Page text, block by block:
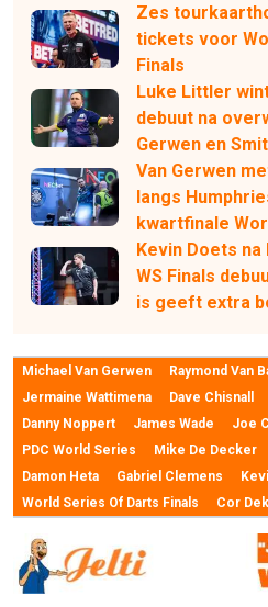
Zes
tickets voor
Finals
Luke Littler
debuut na
Gerwen en
Van Gerwen
langs
kwartfinale
Kevin Doets na
WS Finals
is geeft extra
Michael Van Gerwen Raymond Van
Jermaine Wattimena
Dave Chisnall
Danny Noppert
James Wade Joe
PDC World Series
Mike De Decker
Damon Heta
Gabriel Clemens
World Series Of Darts Finals
Cor